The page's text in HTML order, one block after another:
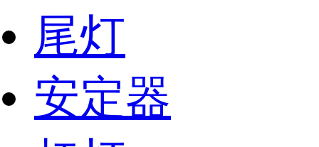
尾灯
安定器